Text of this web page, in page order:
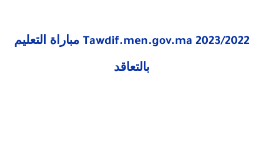
Tawdif.men.gov.ma 2023/2022 مباراة التعليم
بالتعاقد